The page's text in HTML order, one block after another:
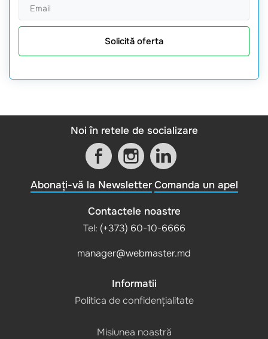
Solicită oferta
Noi în retele de socializare
Abonați-vă la Newsletter Comanda un apel
Contactele noastre
Tel: (+373) 60-10-6666
manager@webmaster.md
Informatii
Politica de confidențialitate
Misiunea noastră